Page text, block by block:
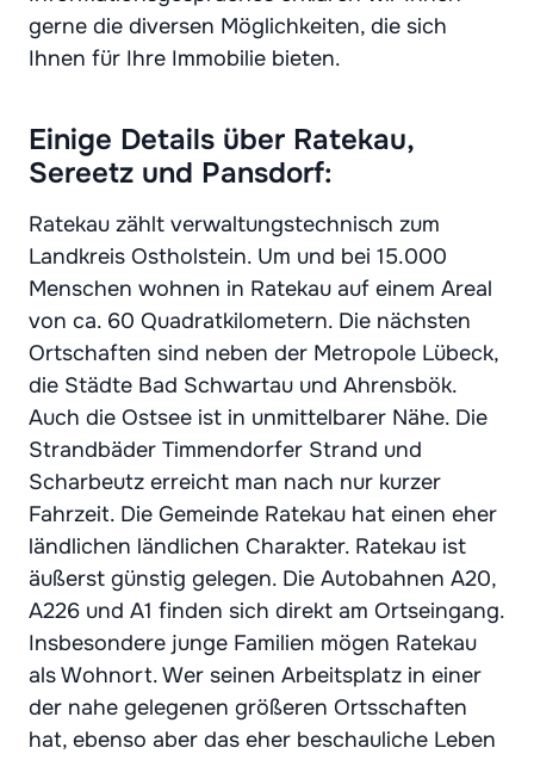
gerne die diversen Möglichkeiten, die sich
Ihnen für Ihre Immobilie bieten.
Einige Details über Ratekau,
Sereetz und Pansdorf:
Ratekau zählt verwaltungstechnisch zum
Landkreis Ostholstein. Um und bei 15.000
Menschen wohnen in Ratekau auf einem Areal
von ca. 60 Quadratkilometern. Die nächsten
Ortschaften sind neben der Metropole Lübeck,
die Städte Bad Schwartau und Ahrensbök.
Auch die Ostsee ist in unmittelbarer Nähe. Die
Strandbäder Timmendorfer Strand und
Scharbeutz erreicht man nach nur kurzer
Fahrzeit. Die Gemeinde Ratekau hat einen eher
ländlichen ländlichen Charakter. Ratekau ist
äußerst günstig gelegen. Die Autobahnen A20,
A226 und A1 finden sich direkt am Ortseingang.
Insbesondere junge Familien mögen Ratekau
als Wohnort. Wer seinen Arbeitsplatz in einer
der nahe gelegenen größeren Ortsschaften
hat, ebenso aber das eher beschauliche Leben